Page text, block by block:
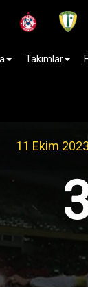
Takımlar
11 Ekim